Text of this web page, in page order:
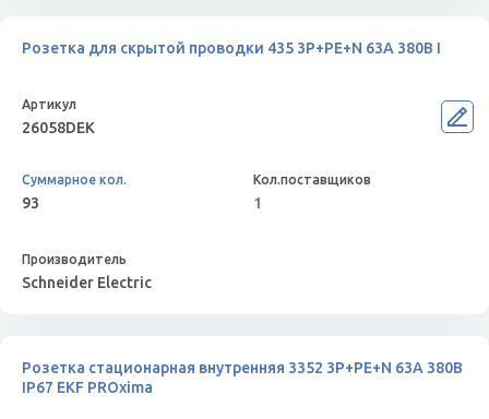
Розетка для скрытой проводки 435 3Р+РЕ+N 63А 380В I
26058DEK
93 1
Schneider Electric
Розетка стационарная внутренняя 3352 3Р+РЕ+N 63А 380В
IP67 EKF PROxima